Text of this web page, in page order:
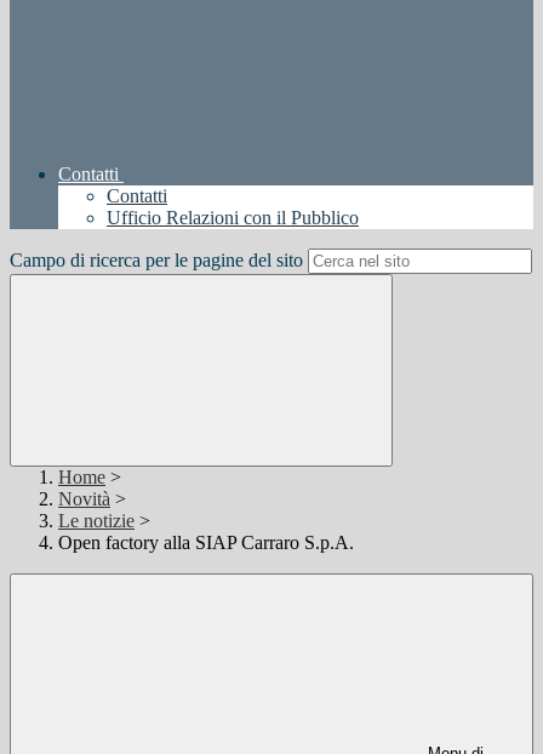
Contatti
Contatti
Ufficio Relazioni con il Pubblico
Campo di ricerca per le pagine del sito
Home >
Novità >
Le notizie >
Open factory alla SIAP Carraro S.p.A.